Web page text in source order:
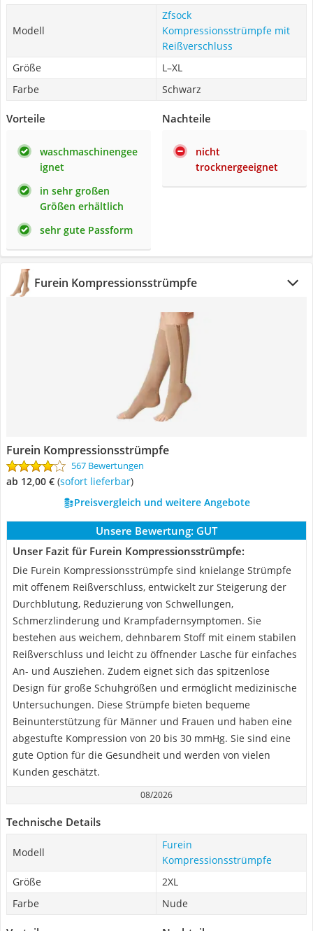
Modell
Zfsock
Kompressionsstrümpfe mit
Reißverschluss
Größe
L–XL
Farbe
Schwarz
Vorteile
waschmaschinengee
ignet
in sehr großen
Größen erhältlich
sehr gute Passform
Nachteile
nicht
trocknergeeignet
Furein Kompressionsstrümpfe
Furein Kompressionsstrümpfe
567 Bewertungen
ab 12,00 € ( Sofort lieferbar)
Preisvergleich und weitere Angebote
Unsere Bewertung: GUT
Unser Fazit für Furein Kompressionsstrümpfe:
Die Furein Kompressionsstrümpfe sind knielange Strümpfe
mit offenem Reißverschluss, entwickelt zur Steigerung der
Durchblutung, Reduzierung von Schwellungen,
Schmerzlinderung und Krampfadernsymptomen. Sie
bestehen aus weichem, dehnbarem Stoff mit einem stabilen
Reißverschluss und leicht zu öffnender Lasche für einfaches
An- und Ausziehen. Zudem eignet sich das spitzenlose
Design für große Schuhgrößen und ermöglicht medizinische
Untersuchungen. Diese Strümpfe bieten bequeme
Beinunterstützung für Männer und Frauen und haben eine
abgestufte Kompression von 20 bis 30 mmHg. Sie sind eine
gute Option für die Gesundheit und werden von vielen
Kunden geschätzt.
08/2026
Technische Details
Modell
Furein
Kompressionsstrümpfe
Größe
2XL
Farbe
Nude